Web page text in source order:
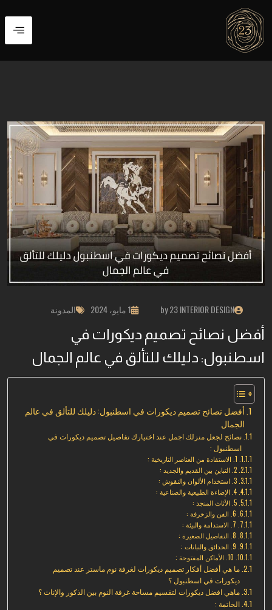
by 23 INTERIOR DESIGN 1 مايو، 2024 المدونة
أفضل نصائح تصميم ديكورات في
اسطنبول: دليلك للتألق في عالم الجمال
أفضل نصائح تصميم ديكورات في اسطنبول: دليلك للتألق في عالم
الجمال
نصائح لجعل منزلك اجمل عند اختيارك تفاصيل تصميم ديكورات في
اسطنبول :
1. الاستفادة من العناصر التاريخية :
2. التباين بين القديم والجديد :
3. استخدام الألوان والنقوش :
4. الإضاءة الطبيعية والصناعية :
5. الأثاث المنجد :
6. الفن والزخرفة :
7. الاستدامة والبيئة :
8. التفاصيل الصغيرة :
9. الحدائق والنباتات :
10. الأماكن المفتوحة :
ما هي أفضل أفكار تصميم ديكورات لغرفة نوم ماستر عند تصميم
ديكورات في اسطنبول ؟
ماهي افضل ديكورات لتقسيم مساحة غرفة النوم بين الذكور والإناث ؟
الخاتمة :